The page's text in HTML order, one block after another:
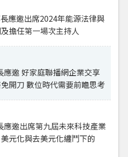
應邀出席2024年能源法律與
擔任第一場次主持人
邀 好家庭聯播網企業交享
開刀 數位時代需要前瞻思考
邀出席第九屆未來科技產業
元化與去美元化纏鬥下的